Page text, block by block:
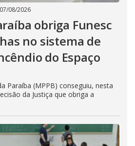
07/08/2026
obriga Funesc
no sistema de
do Espaço
Paraíba (MPPB) conseguiu, nesta
da Justiça que obriga a